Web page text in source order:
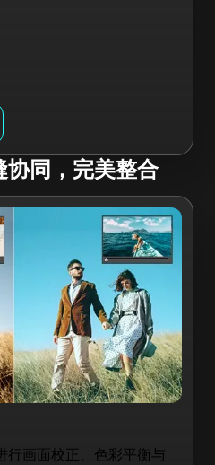
同，完美整合
行画面校正、色彩平衡与